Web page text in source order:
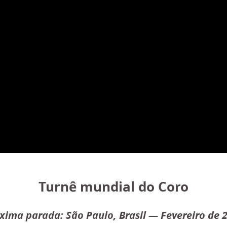
Turnê mundial do Coro
parada: São Paulo, Brasil ― Fevereiro de